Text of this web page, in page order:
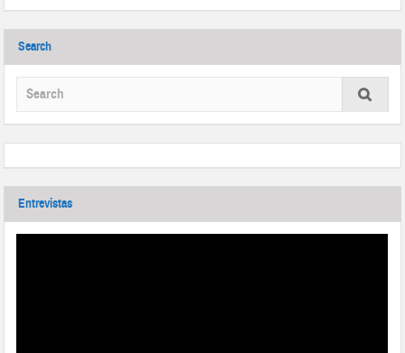
Search
Entrevistas